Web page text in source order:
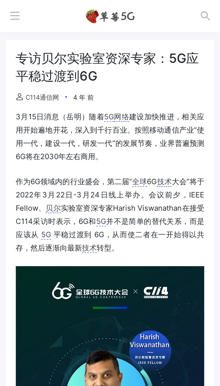
专访贝尔实验室资深专家：5G应
平稳过渡到6G
C114通信网 4 年 前
3月15日消息（岳明）随着5G网络建设加快推进，相关应
用开始遍地开花，深入到千行百业。按照移动通信产业“使
用一代，建设一代，研发一代”的发展节奏，业界普遍预测
6G将在2030年左右商用。
作为6G领域内的行业盛会，第二届“全球6G技术大会”将于
2022年3月22日-3月24日线上举办。会议前夕，IEEE
Fellow、 贝尔实验室资深专家Harish Viswanathan在接受
C114采访时表示，6G和5G并不是简单的替代关系，而是
应该从 5G平稳过渡到 6G，从而使二者在一开始得以共
存，然后逐渐向最新技术转型。